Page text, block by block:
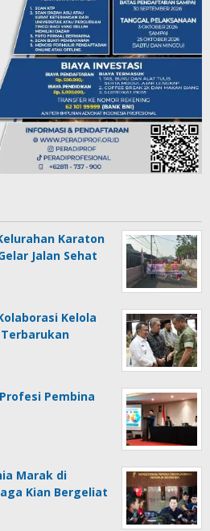
Karaton
Jalan Sehat
Kelola
Pembina
Marak di
Kian Bergeliat